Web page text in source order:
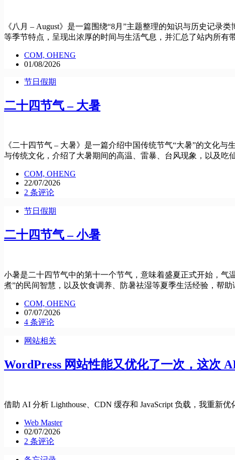
《八月 – August》是一篇围绕“8月”主题整理的知识与历史记
等季节特点，呈现出浓厚的时间与生活气息，并汇总了站内所有
COM, OHENG
01/08/2026
节日假期
二十四节气 – 大暑
《二十四节气 – 大暑》是一篇介绍中国传统节气“大暑”的文化
与传统文化，介绍了大暑期间的高温、雷暴、台风现象，以及吃
COM, OHENG
22/07/2026
2 条评论
节日假期
二十四节气 – 小暑
小暑是二十四节气中的第十一个节气，意味着盛夏正式开始，
煮”的民间智慧，以及饮食调养、防暑祛湿等夏季生活经验，帮
COM, OHENG
07/07/2026
4 条评论
网站相关
WordPress 网站性能又优化了一次，这次
借助 AI 分析 Lighthouse、CDN 缓存和 JavaScript 负载，我重新优
Web Master
02/07/2026
2 条评论